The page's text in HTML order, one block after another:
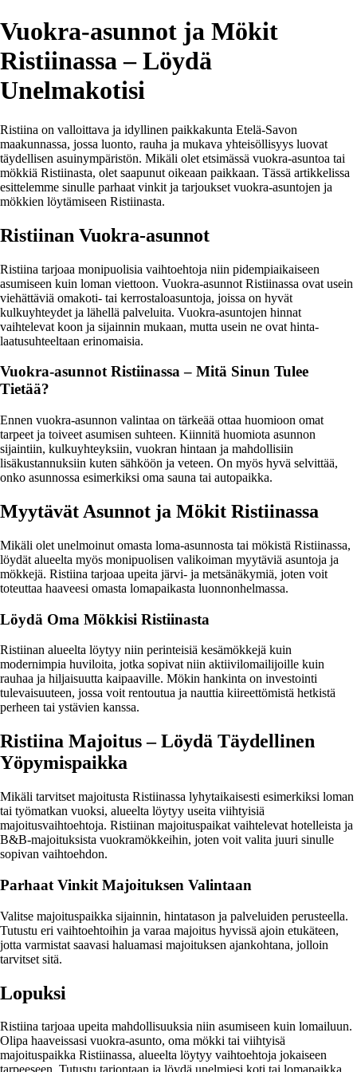
Vuokra-asunnot ja Mökit
Ristiinassa – Löydä
Unelmakotisi
Ristiina on valloittava ja idyllinen paikkakunta Etelä-Savon
maakunnassa, jossa luonto, rauha ja mukava yhteisöllisyys luovat
täydellisen asuinympäristön. Mikäli olet etsimässä vuokra-asuntoa tai
mökkiä Ristiinasta, olet saapunut oikeaan paikkaan. Tässä artikkelissa
esittelemme sinulle parhaat vinkit ja tarjoukset vuokra-asuntojen ja
mökkien löytämiseen Ristiinasta.
Ristiinan Vuokra-asunnot
Ristiina tarjoaa monipuolisia vaihtoehtoja niin pidempiaikaiseen
asumiseen kuin loman viettoon. Vuokra-asunnot Ristiinassa ovat usein
viehättäviä omakoti- tai kerrostaloasuntoja, joissa on hyvät
kulkuyhteydet ja lähellä palveluita. Vuokra-asuntojen hinnat
vaihtelevat koon ja sijainnin mukaan, mutta usein ne ovat hinta-
laatusuhteeltaan erinomaisia.
Vuokra-asunnot Ristiinassa – Mitä Sinun Tulee
Tietää?
Ennen vuokra-asunnon valintaa on tärkeää ottaa huomioon omat
tarpeet ja toiveet asumisen suhteen. Kiinnitä huomiota asunnon
sijaintiin, kulkuyhteyksiin, vuokran hintaan ja mahdollisiin
lisäkustannuksiin kuten sähköön ja veteen. On myös hyvä selvittää,
onko asunnossa esimerkiksi oma sauna tai autopaikka.
Myytävät Asunnot ja Mökit Ristiinassa
Mikäli olet unelmoinut omasta loma-asunnosta tai mökistä Ristiinassa,
löydät alueelta myös monipuolisen valikoiman myytäviä asuntoja ja
mökkejä. Ristiina tarjoaa upeita järvi- ja metsänäkymiä, joten voit
toteuttaa haaveesi omasta lomapaikasta luonnonhelmassa.
Löydä Oma Mökkisi Ristiinasta
Ristiinan alueelta löytyy niin perinteisiä kesämökkejä kuin
modernimpia huviloita, jotka sopivat niin aktiivilomailijoille kuin
rauhaa ja hiljaisuutta kaipaaville. Mökin hankinta on investointi
tulevaisuuteen, jossa voit rentoutua ja nauttia kiireettömistä hetkistä
perheen tai ystävien kanssa.
Ristiina Majoitus – Löydä Täydellinen
Yöpymispaikka
Mikäli tarvitset majoitusta Ristiinassa lyhytaikaisesti esimerkiksi loman
tai työmatkan vuoksi, alueelta löytyy useita viihtyisiä
majoitusvaihtoehtoja. Ristiinan majoituspaikat vaihtelevat hotelleista ja
B&B-majoituksista vuokramökkeihin, joten voit valita juuri sinulle
sopivan vaihtoehdon.
Parhaat Vinkit Majoituksen Valintaan
Valitse majoituspaikka sijainnin, hintatason ja palveluiden perusteella.
Tutustu eri vaihtoehtoihin ja varaa majoitus hyvissä ajoin etukäteen,
jotta varmistat saavasi haluamasi majoituksen ajankohtana, jolloin
tarvitset sitä.
Lopuksi
Ristiina tarjoaa upeita mahdollisuuksia niin asumiseen kuin lomailuun.
Olipa haaveissasi vuokra-asunto, oma mökki tai viihtyisä
majoituspaikka Ristiinassa, alueelta löytyy vaihtoehtoja jokaiseen